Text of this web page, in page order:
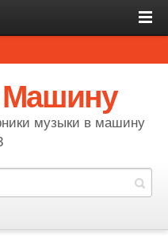
Машину
музыки в машину